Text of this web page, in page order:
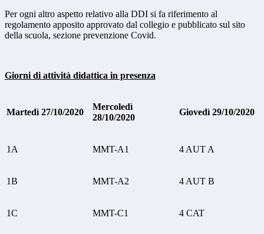
Per ogni altro aspetto relativo alla DDI si fa riferimento al
regolamento apposito approvato dal collegio e pubblicato sul sito
della scuola, sezione prevenzione Covid.
Giorni di attività didattica in presenza
Martedì 27/10/2020
Mercoledì
28/10/2020
Giovedì 29/10/2020
1A MMT-A1 4 AUT A
1B MMT-A2 4 AUT B
1C MMT-C1 4 CAT